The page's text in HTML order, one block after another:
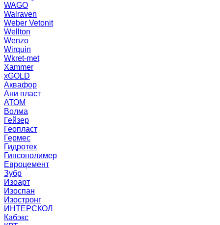
WAGO
Walraven
Weber Vetonit
Wellton
Wenzo
Wirquin
Wkret-met
Xammer
xGOLD
Аквафор
Ани пласт
АТОМ
Волма
Гейзер
Геопласт
Гермес
Гидротек
Гипсополимер
Евроцемент
Зубр
Изоарт
Изоспан
Изостронг
ИНТЕРСКОЛ
Кабэкс